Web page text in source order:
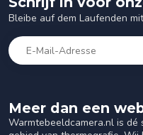
Meer dan een
Warmtebeeldcamera.nl is
Bleibe auf dem Laufenden